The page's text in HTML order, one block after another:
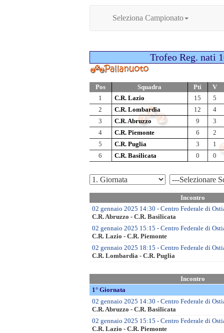
Seleziona Campionato
Trofeo Reg. nati
Pos Squadra Pti
V
1
C.R. Lazio 15
5
2
C.R. Lombardia 12
4
3
C.R. Abruzzo 9
3
4
C.R. Piemonte 6
2
5
C.R. Puglia 3
1
6
C.R. Basilicata 0 0
Incontro
02 gennaio 2025 14:30 - Centro Federale di
C.R. Abruzzo - C.R. Basilicata
02 gennaio 2025 15:15 - Centro Federale di
C.R. Lazio - C.R. Piemonte
02 gennaio 2025 18:15 - Centro Federale di
C.R. Lombardia - C.R. Puglia
Incontro
1° Giornata
02 gennaio 2025 14:30 - Centro Federale di
C.R. Abruzzo - C.R. Basilicata
02 gennaio 2025 15:15 - Centro Federale di
C.R. Lazio - C.R. Piemonte